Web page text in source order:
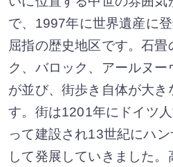
で、1997年に世界遺産に
屈指の歴史地区です。石畳
ク、バロック、アールヌ
が並び、街歩き自体が大き
す。街は1201年にドイツ
って建設され13世紀にハ
して発展していきました